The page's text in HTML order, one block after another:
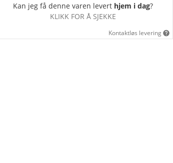
Kan jeg få denne varen levert hjem i dag?
KLIKK FOR Å SJEKKE
Kontaktløs levering